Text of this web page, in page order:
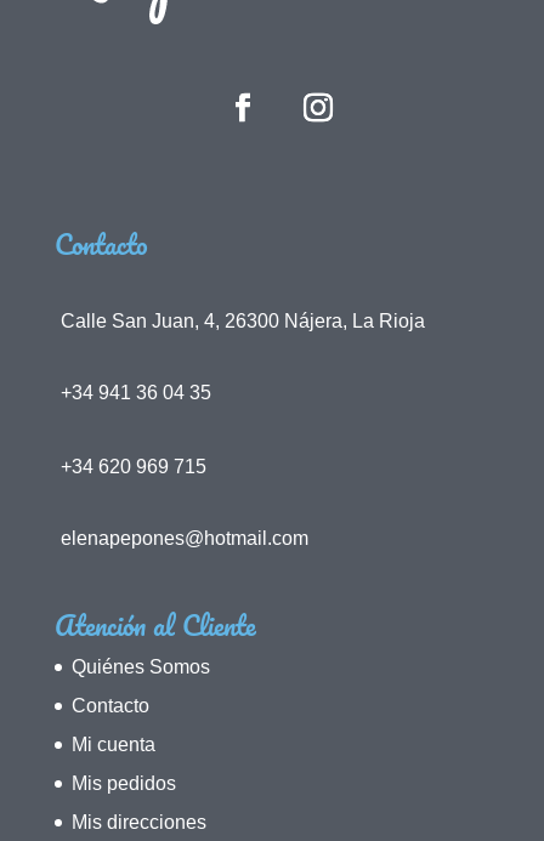
Contacto
Calle San Juan, 4, 26300 Nájera, La Rioja
+34 941 36 04 35
+34 620 969 715
elenapepones@hotmail.com
Atención al Cliente
Quiénes Somos
Contacto
Mi cuenta
Mis pedidos
Mis direcciones